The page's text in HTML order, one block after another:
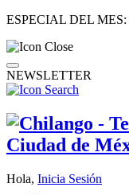
ESPECIAL DEL MES:
NEWSLETTER
Hola, Inicia Sesión